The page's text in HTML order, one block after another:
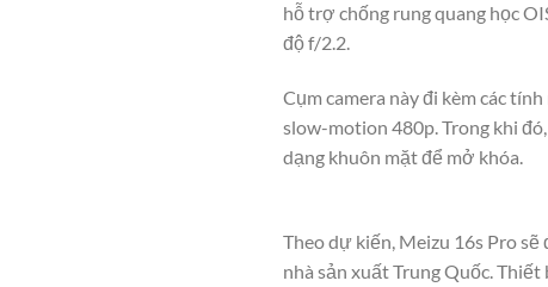
hỗ trợ chống rung quang học
độ f/2.2.
Cụm camera này đi kèm các
slow-motion 480p. Trong khi
dạng khuôn mặt để mở khóa.
Theo dự kiến, Meizu 16s Pro
nhà sản xuất Trung Quốc.